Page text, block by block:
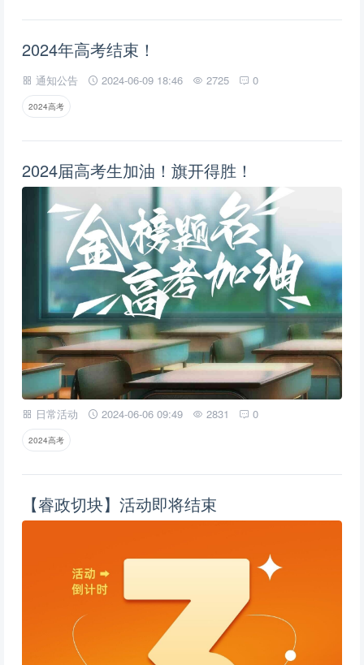
2024年高考结束！
通知公告 2024-06-09 18:46 2725 0
2024高考
2024届高考生加油！旗开得胜！
日常活动 2024-06-06 09:49 2831 0
2024高考
【睿政切块】活动即将结束